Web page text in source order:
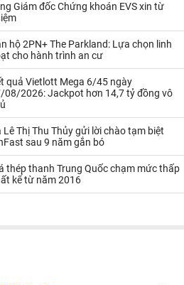
Than Thức ăn chăn nuôi
Thủy hải sản khác
Vàng
VLXD khác Xăng dầu
Xi măng - Clynker
Giám đốc Chứng khoán EVS xin từ
hộ 2PN+ The Parkland: Lựa chọn linh
cho hành trình an cư
quả Vietlott Mega 6/45 ngày
08/2026: Jackpot hơn 14,7 tỷ đồng vô
Lê Thị Thu Thủy gửi lời chào tạm biệt
sau 9 năm gắn bó
thép thanh Trung Quốc chạm mức thấp
kể từ năm 2016